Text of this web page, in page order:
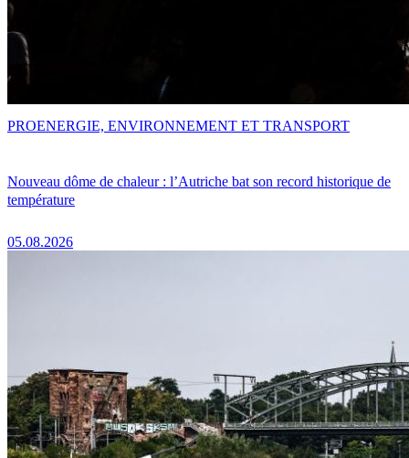
Nouveau dôme de chaleur : l’Autriche bat son record historique de
température
05.08.2026
PROENERGIE, ENVIRONNEMENT ET TRANSPORT